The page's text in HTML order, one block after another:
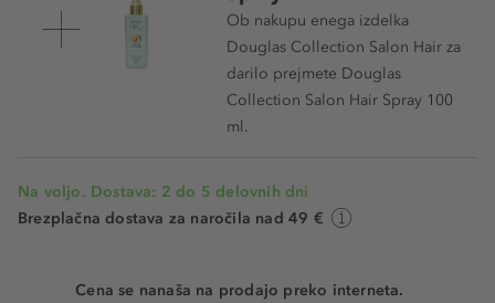
Ob nakupu enega izdelka
Douglas Collection Salon Hair za
darilo prejmete Douglas
Collection Salon Hair Spray 100
ml.
Na voljo. Dostava: 2 do 5 delovnih dni
Brezplačna dostava za naročila nad 49 €
Cena se nanaša na prodajo preko interneta.